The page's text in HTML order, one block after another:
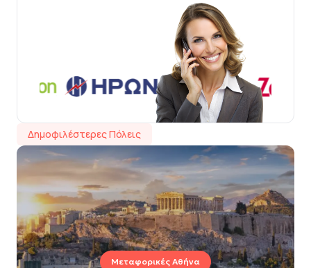
Δημοφιλέστερες Πόλεις
Μεταφορικές Αθήνα